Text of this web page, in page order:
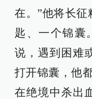
在。”他将长征
匙、一个锦囊
说，遇到困难
打开锦囊，他
在绝境中杀出